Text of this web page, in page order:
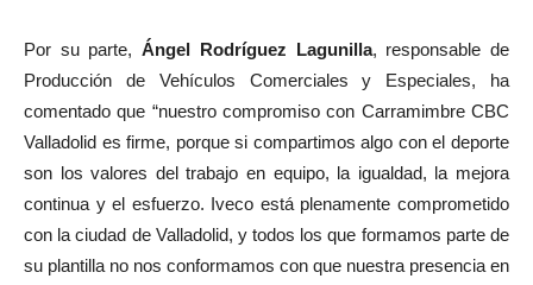
Por su parte,Ángel Rodríguez Lagunilla, responsable de
Producción de Vehículos Comerciales y Especiales, ha
comentado que “nuestro compromiso con Carramimbre CBC
Valladolid es firme, porque si compartimos algo con el deporte
son los valores del trabajo en equipo, la igualdad, la mejora
continua y el esfuerzo. Iveco está plenamente comprometido
con la ciudad de Valladolid, y todos los que formamos parte de
su plantilla no nos conformamos con que nuestra presencia en